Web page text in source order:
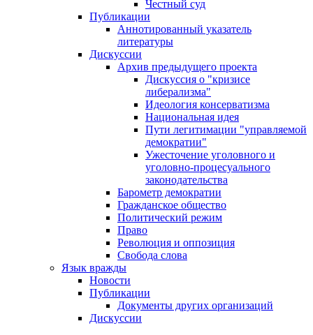
Честный суд
Публикации
Аннотированный указатель
литературы
Дискуссии
Архив предыдущего проекта
Дискуссия о "кризисе
либерализма"
Идеология консерватизма
Национальная идея
Пути легитимации "управляемой
демократии"
Ужесточение уголовного и
уголовно-процесуального
законодательства
Барометр демократии
Гражданское общество
Политический режим
Право
Революция и оппозиция
Свобода слова
Язык вражды
Новости
Публикации
Документы других организаций
Дискуссии